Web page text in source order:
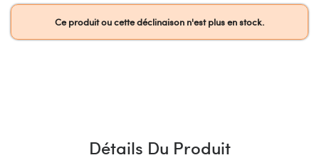
Ce produit ou cette déclinaison n'est plus en stock.
Détails Du Produit